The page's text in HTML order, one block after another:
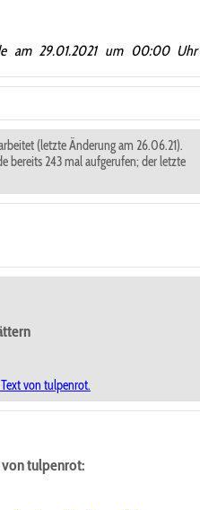
am 29.01.2021 um 00:00
(letzte Änderung am 26.06.21).
bereits 243 mal aufgerufen; der letzte
Text von tulpenrot.
von tulpenrot: